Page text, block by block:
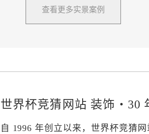
查看更多实景案例
世界杯竞猜网站 装饰・30
自 1996 年创立以来，世界杯竞猜